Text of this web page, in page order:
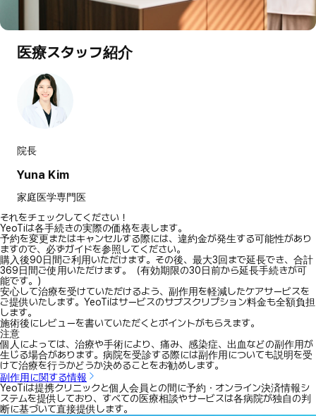
医療スタッフ紹介
院長
Yuna Kim
家庭医学専門医
それをチェックしてください！
YeoTiは各手続きの実際の価格を表します。
予約を変更またはキャンセルする際には、違約金が発生する可能性があり
ますので、必ずガイドを参照してください。
購入後90日間ご利用いただけます。その後、最大3回まで延長でき、合計
369日間ご使用いただけます。（有効期限の30日前から延長手続きが可
能です。）
安心して治療を受けていただけるよう、副作用を軽減したケアサービスを
ご提供いたします。YeoTiはサービスのサブスクリプション料金も全額負担
します。
施術後にレビューを書いていただくとポイントがもらえます。
注意
個人によっては、治療や手術により、痛み、感染症、出血などの副作用が
生じる場合があります。病院を受診する際には副作用についても説明を受
けて治療を行うかどうか決めることをお勧めします。
副作用に関する情報
YeoTiは提携クリニックと個人会員との間に予約・オンライン決済情報シ
ステムを提供しており、すべての医療相談やサービスは各病院が独自の判
断に基づいて直接提供します。